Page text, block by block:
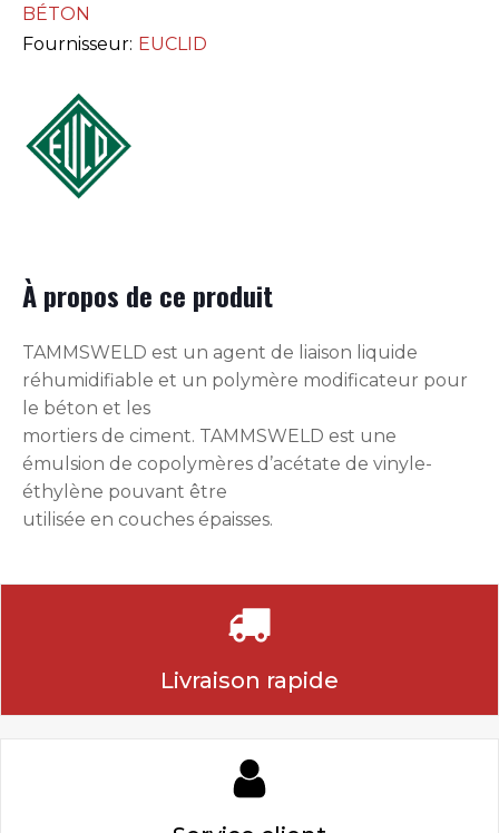
BÉTON
Fournisseur: EUCLID
À propos de ce produit
TAMMSWELD est un agent de liaison liquide
réhumidifiable et un polymère modificateur pour
le béton et les
mortiers de ciment. TAMMSWELD est une
émulsion de copolymères d’acétate de vinyle-
éthylène pouvant être
utilisée en couches épaisses.
Livraison rapide